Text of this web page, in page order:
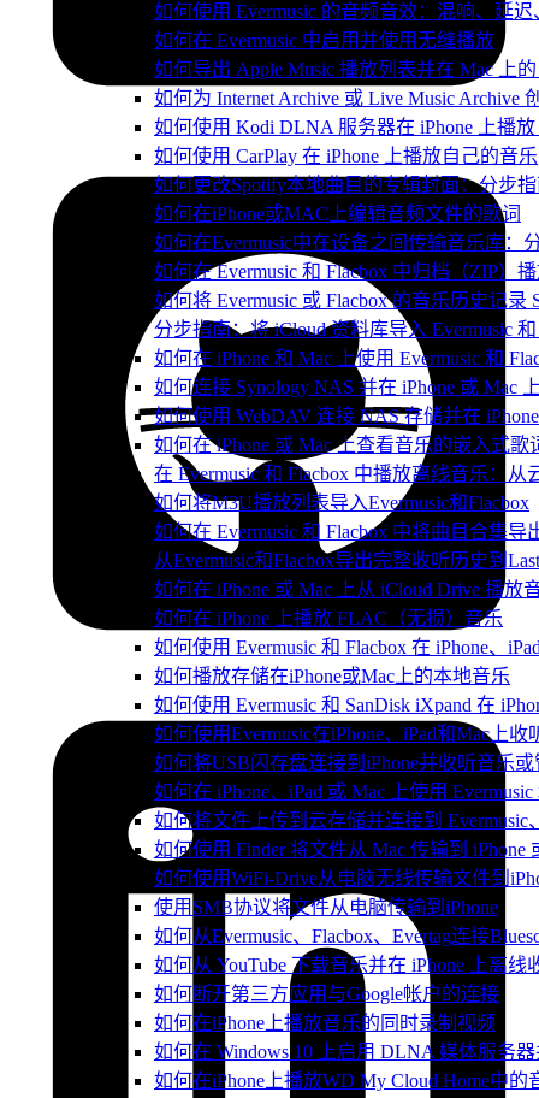
如何使用 Evermusic 的音频音效：混响、延
如何在 Evermusic 中启用并使用无缝播放
如何导出 Apple Music 播放列表并在 Mac 上
如何为 Internet Archive 或 Live Music Archive
如何使用 Kodi DLNA 服务器在 iPhone 上播
如何使用 CarPlay 在 iPhone 上播放自己的音乐
如何更改Spotify本地曲目的专辑封面：分步
如何在iPhone或MAC上编辑音频文件的歌词
如何在Evermusic中在设备之间传输音乐库：
如何在 Evermusic 和 Flacbox 中归档（ZIP
如何将 Evermusic 或 Flacbox 的音乐历史记录
分步指南：将 iCloud 资料库导入 Evermusic 和
如何在 iPhone 和 Mac 上使用 Evermusic 和
如何连接 Synology NAS 并在 iPhone 或 Mac
如何使用 WebDAV 连接 NAS 存储并在
如何在 iPhone 或 Mac 上查看音乐的嵌入式
在 Evermusic 和 Flacbox 中播放离线音乐：
如何将M3U播放列表导入Evermusic和Flacbox
如何在 Evermusic 和 Flacbox 中将曲目合集
从Evermusic和Flacbox导出完整收听历史到
如何在 iPhone 或 Mac 上从 iCloud Drive 播放
如何在 iPhone 上播放 FLAC（无损）音乐
如何使用 Evermusic 和 Flacbox 在 iPhone、
如何播放存储在iPhone或Mac上的本地音乐
如何使用 Evermusic 和 SanDisk iXpand 在
如何使用Evermusic在iPhone、iPad和Mac上收
如何将USB闪存盘连接到iPhone并收听音乐
如何在 iPhone、iPad 或 Mac 上使用
如何将文件上传到云存储并连接到 Evermusic
如何使用 Finder 将文件从 Mac 传输到 iPhone
如何使用WiFi-Drive从电脑无线传输文件到
使用SMB协议将文件从电脑传输到iPhone
如何从Evermusic、Flacbox、Evertag连接
如何从 YouTube 下载音乐并在 iPhone 上离线
如何断开第三方应用与Google帐户的连接
如何在iPhone上播放音乐的同时录制视频
如何在 Windows 10 上启用 DLNA 媒体服务
如何在iPhone上播放WD My Cloud Home中的